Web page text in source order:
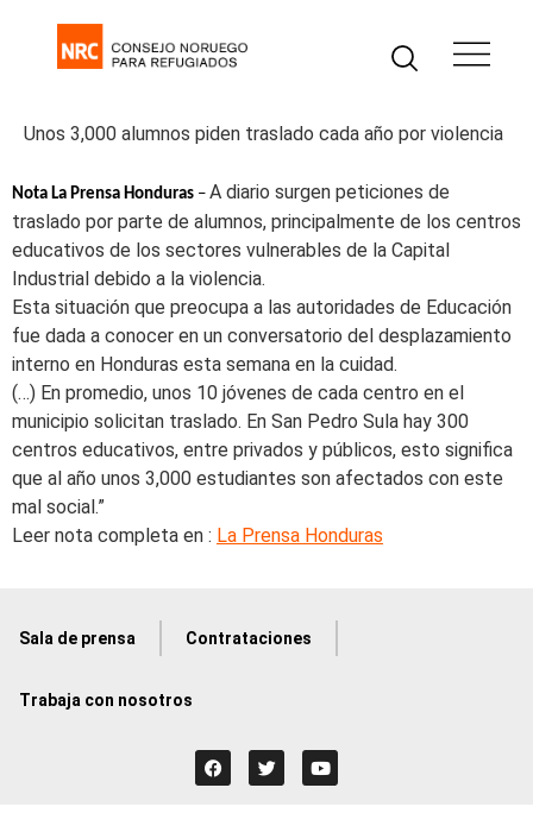
Unos 3,000 alumnos piden traslado cada año por violencia
Nota La Prensa Honduras – A diario surgen peticiones de
traslado por parte de alumnos, principalmente de los centros
educativos de los sectores vulnerables de la Capital
Industrial debido a la violencia.
Esta situación que preocupa a las autoridades de Educación
fue dada a conocer en un conversatorio del desplazamiento
interno en Honduras esta semana en la cuidad.
(…) En promedio, unos 10 jóvenes de cada centro en el
municipio solicitan traslado. En San Pedro Sula hay 300
centros educativos, entre privados y públicos, esto significa
que al año unos 3,000 estudiantes son afectados con este
mal social.”
Leer nota completa en : La Prensa Honduras
Sala de prensa Contrataciones
Trabaja con nosotros